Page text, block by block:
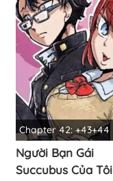
Chapter 42: +43+44
Người Bạn Gái
Succubus Của Tôi